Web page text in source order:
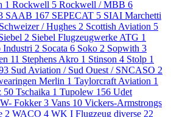
1 Rockwell 5 Rockwell / MBB 6
SAAB 167 SEPECAT 5 SIAI Marchetti
Schweizer / Hughes 2 Scottish Aviation 5
2 Siebel Flugzeugwerke ATG 1
Industri 2 Socata 6 Soko 2 Sopwith 3
11 Stephens Akro 1 Stinson 4 Stolp 1
Sud Aviation / Sud Ouest / SNCASO 2
Merlin 1 Taylorcraft Aviation 1
50 Tschaika 1 Tupolew 156 Udet
Fokker3 Vans 10 Vickers-Armstrongs
2 WACO 4 WK I Flugzeug diverse 22